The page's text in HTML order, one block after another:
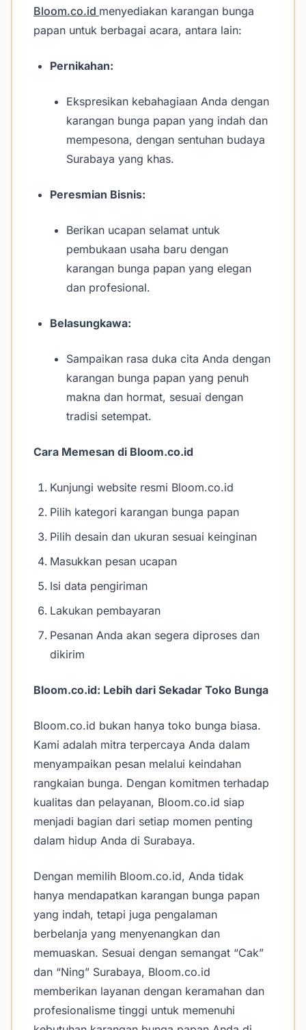
Bloom.co.id menyediakan karangan bunga
papan untuk berbagai acara, antara lain:
Pernikahan:
Ekspresikan kebahagiaan Anda dengan
karangan bunga papan yang indah dan
mempesona, dengan sentuhan budaya
Surabaya yang khas.
Peresmian Bisnis:
Berikan ucapan selamat untuk
pembukaan usaha baru dengan
karangan bunga papan yang elegan
dan profesional.
Belasungkawa:
Sampaikan rasa duka cita Anda dengan
karangan bunga papan yang penuh
makna dan hormat, sesuai dengan
tradisi setempat.
Cara Memesan di Bloom.co.id
Kunjungi website resmi Bloom.co.id
Pilih kategori karangan bunga papan
Pilih desain dan ukuran sesuai keinginan
Masukkan pesan ucapan
Isi data pengiriman
Lakukan pembayaran
Pesanan Anda akan segera diproses dan
dikirim
Bloom.co.id: Lebih dari Sekadar Toko Bunga
Bloom.co.id bukan hanya toko bunga biasa.
Kami adalah mitra terpercaya Anda dalam
menyampaikan pesan melalui keindahan
rangkaian bunga. Dengan komitmen terhadap
kualitas dan pelayanan, Bloom.co.id siap
menjadi bagian dari setiap momen penting
dalam hidup Anda di Surabaya.
Dengan memilih Bloom.co.id, Anda tidak
hanya mendapatkan karangan bunga papan
yang indah, tetapi juga pengalaman
berbelanja yang menyenangkan dan
memuaskan. Sesuai dengan semangat “Cak”
dan “Ning” Surabaya, Bloom.co.id
memberikan layanan dengan keramahan dan
profesionalisme tinggi untuk memenuhi